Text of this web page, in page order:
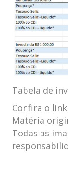
Tabela de
Confira o
Matéria
Todas as